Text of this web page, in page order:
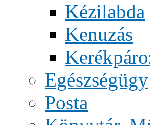
Kézilabda
Kenuzás
Egészségügy
Posta